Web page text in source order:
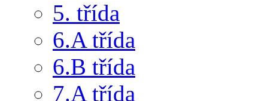
5. třída
6.A třída
6.B třída
7.A třída